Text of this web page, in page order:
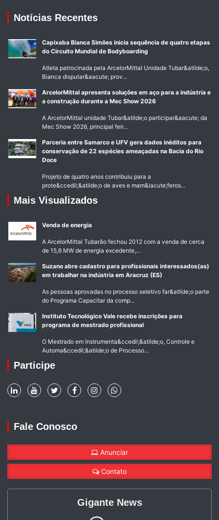
Notícias Recentes
Capixaba Bianca Simões inicia sequência de quatro etapas
do Circuito Mundial de Bodyboarding
Atleta patrocinada pela ArcelorMittal Unidade Tubar&atilde;o,
Bianca disputar&aacute; prov...
ArcelorMittal apresenta soluções em aço para a indústria e
a construção durante a Mec Show 2026
A ArcelorMittal unidade Tubar&atilde;o participar&aacute; da
Mec Show 2026, principal feir...
Parceria entre Samarco e UFV gera dados inéditos para
conservação de 22 espécies ameaçadas na Bacia do Rio
Doce
Projeto de quatro anos contribuiu para a
prote&ccedil;&atilde;o de aves e mam&iacute;feros...
Mais Visualizados
Venda de energia
A ArcelorMittal Tubarão fechou 2012 com a venda de cerca
de 15,6 MW de energia excedente,...
Suzano abre cadastro para profissionais interessados(as)
em trabalhar na indústria em Aracruz (ES)
As pessoas aprovadas no processo seletivo far&atilde;o parte
do Programa Capacitar da comp...
Instituto Tecnológico Vale recebe inscrições para
programa de mestrado profissional
O Mestrado em Instrumenta&ccedil;&atilde;o, Controle e
Automa&ccedil;&atilde;o de Processo...
Participe
Fale Conosco
Anunciar
Contato
Gigante News